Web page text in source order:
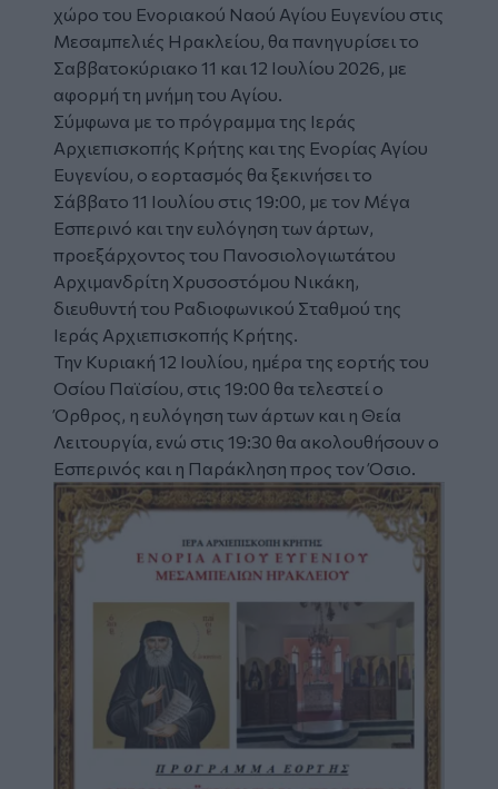
χώρο του Ενοριακού Ναού Αγίου Ευγενίου στις
Μεσαμπελιές Ηρακλείου, θα πανηγυρίσει το
Σαββατοκύριακο 11 και 12 Ιουλίου 2026, με
αφορμή τη μνήμη του Αγίου.
Σύμφωνα με το πρόγραμμα της Ιεράς
Αρχιεπισκοπής Κρήτης και της Ενορίας Αγίου
Ευγενίου, o εορτασμός θα ξεκινήσει το
Σάββατο 11 Ιουλίου στις 19:00, με τον Μέγα
Εσπερινό και την ευλόγηση των άρτων,
προεξάρχοντος του Πανοσιολογιωτάτου
Αρχιμανδρίτη Χρυσοστόμου Νικάκη,
διευθυντή του Ραδιοφωνικού Σταθμού της
Ιεράς Αρχιεπισκοπής Κρήτης.
Την Κυριακή 12 Ιουλίου, ημέρα της εορτής του
Οσίου Παϊσίου, στις 19:00 θα τελεστεί ο
Όρθρος, η ευλόγηση των άρτων και η Θεία
Λειτουργία, ενώ στις 19:30 θα ακολουθήσουν ο
Εσπερινός και η Παράκληση προς τον Όσιο.
Image